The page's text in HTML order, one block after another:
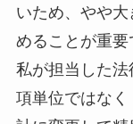
いため、やや
めることが重要
私が担当した
項単位ではな